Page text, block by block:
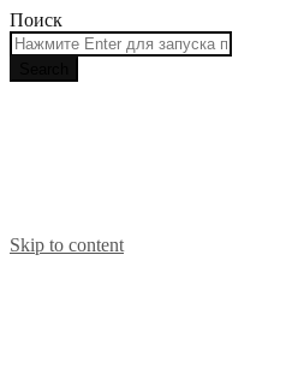
Поиск
Skip to content